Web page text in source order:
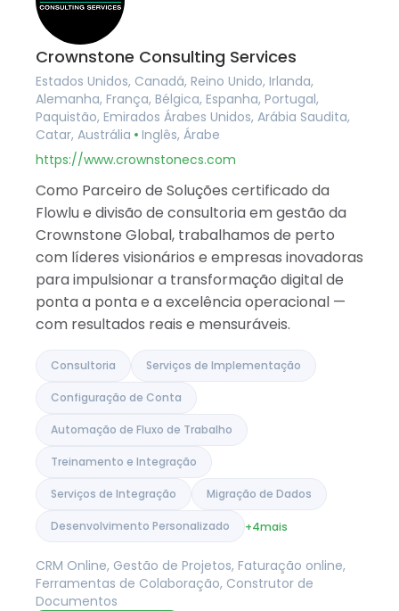
Crownstone Consulting Services
Estados Unidos, Canadá, Reino Unido, Irlanda,
Alemanha, França, Bélgica, Espanha, Portugal,
Paquistão, Emirados Árabes Unidos, Arábia Saudita,
Catar, Austrália
Inglês, Árabe
https://www.crownstonecs.com
Como Parceiro de Soluções certificado da
Flowlu e divisão de consultoria em gestão da
Crownstone Global, trabalhamos de perto
com líderes visionários e empresas inovadoras
para impulsionar a transformação digital de
ponta a ponta e a excelência operacional —
com resultados reais e mensuráveis.
Consultoria Serviços de Implementação
Configuração de Conta
Automação de Fluxo de Trabalho
Treinamento e Integração
Serviços de Integração Migração de Dados
Desenvolvimento Personalizado +4mais
CRM Online, Gestão de Projetos, Faturação online,
Ferramentas de Colaboração, Construtor de
Documentos